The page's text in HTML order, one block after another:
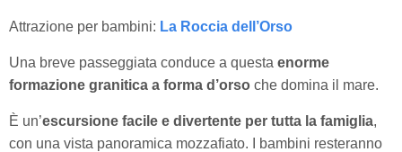
Attrazione per bambini: La Roccia dell’Orso
Una breve passeggiata conduce a questa enorme
formazione granitica a forma d’orso che domina il mare.
È un’escursione facile e divertente per tutta la famiglia,
con una vista panoramica mozzafiato. I bambini resteranno